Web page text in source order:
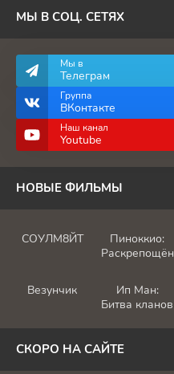
МЫ В СОЦ. СЕТЯХ
Мы в
Телеграм
Группа
ВКонтакте
Наш канал
Youtube
НОВЫЕ ФИЛЬМЫ
СОУЛМ8ЙТ
Пиноккио:
Везунчик
Ип Ман:
Битва кланов
СКОРО НА САЙТЕ